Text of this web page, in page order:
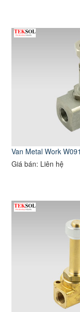
Van Metal Work
Giá bán: Liên hệ